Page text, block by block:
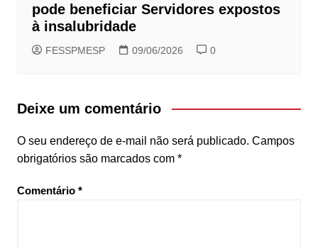
pode beneficiar Servidores expostos
à insalubridade
FESSPMESP 09/06/2026 0
Deixe um comentário
O seu endereço de e-mail não será publicado. Campos
obrigatórios são marcados com *
Comentário *